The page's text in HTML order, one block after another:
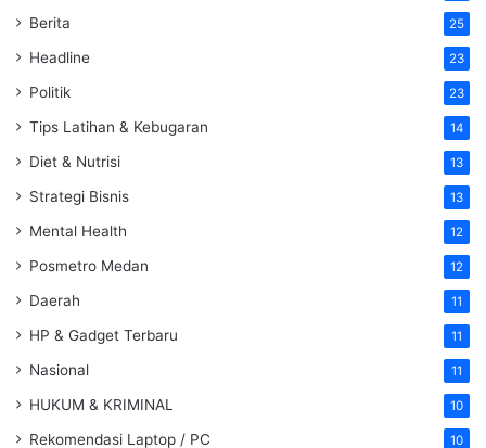
Berita 25
Headline 23
Politik 23
Tips Latihan & Kebugaran 14
Diet & Nutrisi 13
Strategi Bisnis 13
Mental Health 12
Posmetro Medan 12
Daerah 11
HP & Gadget Terbaru 11
Nasional 11
HUKUM & KRIMINAL 10
Rekomendasi Laptop / PC 10